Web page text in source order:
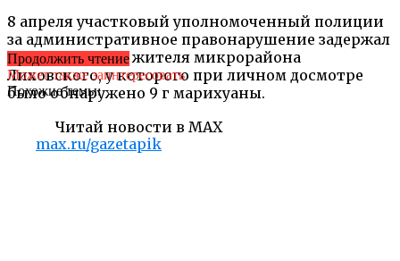
8 апреля участковый уполномоченный полиции
за административное правонарушение задержал
ранее судимого жителя микрорайона
Лиховского, у которого при личном досмотре
было обнаружено 9 г марихуаны.
Читай новости в MAX
max.ru/gazetapik
Продолжить чтение
Может также заинтересовать
Похожие темы: